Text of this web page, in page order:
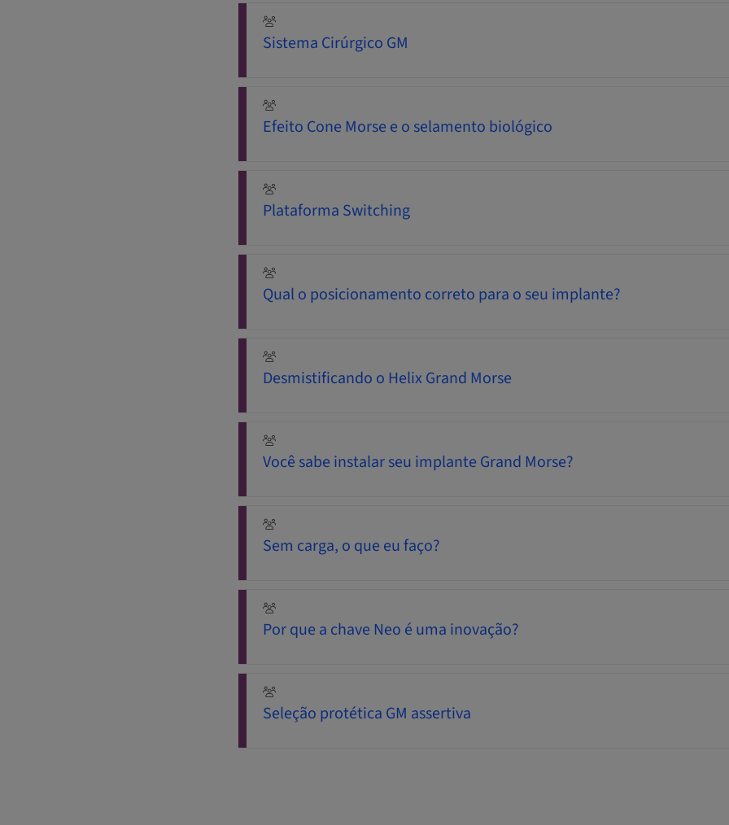
Sistema Cirúrgico GM
Efeito Cone Morse e o selamento biológico
Plataforma Switching
Qual o posicionamento correto para o seu implante?
Desmistificando o Helix Grand Morse
Você sabe instalar seu implante Grand Morse?
Sem carga, o que eu faço?
Por que a chave Neo é uma inovação?
Seleção protética GM assertiva